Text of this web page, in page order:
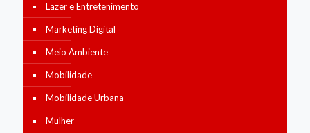
Lazer e Entretenimento
Marketing Digital
Meio Ambiente
Mobilidade
Mobilidade Urbana
Mulher